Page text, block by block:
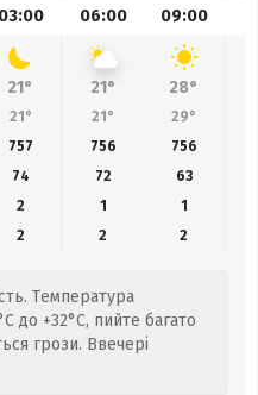
03:00 06:00 09:00
21° 21° 28°
21° 21° 29°
757 756 756
74 72
63
2 1
1
2 2 2
Температура
до +32°C, пийте багато
грози. Ввечері